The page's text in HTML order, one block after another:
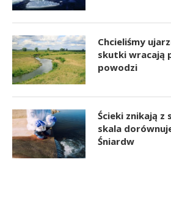
Chcieliśmy
skutki wracają
powodzi
Ścieki znikają z
skala
Śniardw